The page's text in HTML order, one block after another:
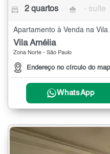
2 quartos - suíte
Apartamento à Venda na
Vila Amélia
Zona Norte - São Paulo
Endereço no círculo do
WhatsApp